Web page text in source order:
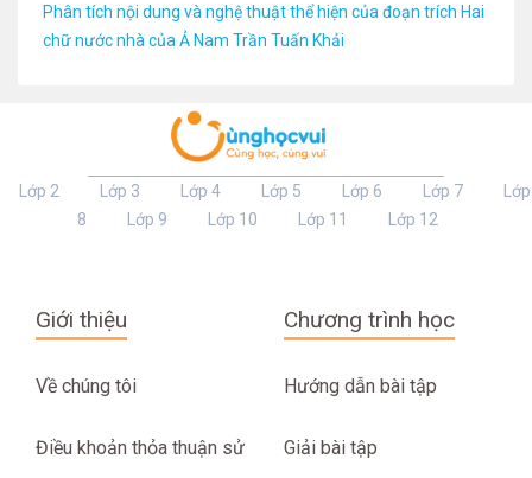
Phân tích nội dung và nghệ thuật thể hiện của đoạn trích Hai
chữ nước nhà của Ả Nam Trần Tuấn Khải
Lớp 2 Lớp 3 Lớp 4 Lớp 5 Lớp 6 Lớp 7
Lớp
8
Lớp 9 Lớp 10 Lớp 11 Lớp 12
Giới thiệu
Về chúng tôi
Điều khoản thỏa thuận sử
Chương trình học
Hướng dẫn bài tập
Giải bài tập